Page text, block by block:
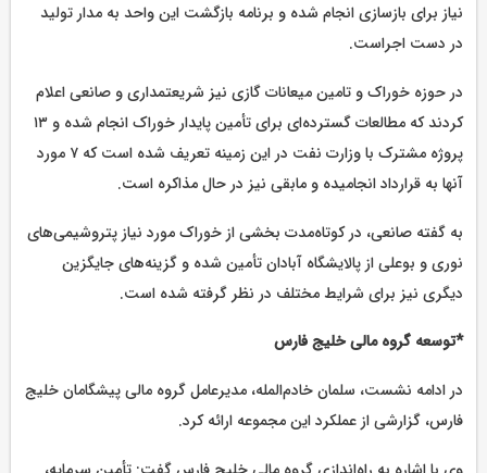
نیاز برای بازسازی انجام شده و برنامه بازگشت این واحد به مدار تولید
در دست اجراست.
در حوزه خوراک و تامین میعانات گازی نیز شریعتمداری و صانعی اعلام
کردند که مطالعات گسترده‌ای برای تأمین پایدار خوراک انجام شده و ۱۳
پروژه مشترک با وزارت نفت در این زمینه تعریف شده است که ۷ مورد
آنها به قرارداد انجامیده و مابقی نیز در حال مذاکره است.
به گفته صانعی، در کوتاه‌مدت بخشی از خوراک مورد نیاز پتروشیمی‌های
نوری و بوعلی از پالایشگاه آبادان تأمین شده و گزینه‌های جایگزین
دیگری نیز برای شرایط مختلف در نظر گرفته شده است.
*توسعه گروه مالی خلیج فارس
در ادامه نشست، سلمان خادم‌المله، مدیرعامل گروه مالی پیشگامان خلیج
فارس، گزارشی از عملکرد این مجموعه ارائه کرد.